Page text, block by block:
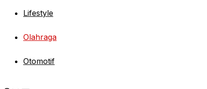
Lifestyle
Olahraga
Otomotif